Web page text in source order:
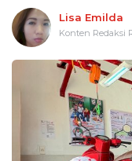
Lisa Emilda
Konten Redaksi